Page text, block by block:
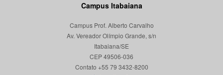
Campus Itabaiana
Campus Prof. Alberto Carvalho
Av. Vereador Olímpio Grande, s/n
Itabaiana/SE
CEP 49506-036